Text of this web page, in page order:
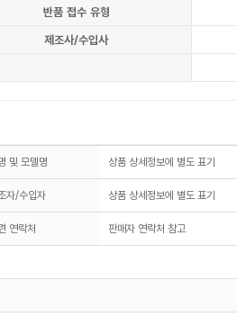
반품 접수 유형
제조사/수입사
및 모델명 상품 상세정보에 별도 표기
자/수입자 상품 상세정보에 별도 표기
연락처 판매자 연락처 참고